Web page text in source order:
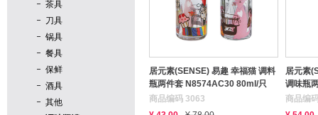
茶具
刀具
锅具
餐具
保鲜
酒具
其他
居元素(SENSE) 易趣 幸福猫 调料
瓶两件套 N8574AC30 80ml/只
商品编码 3063
居元素
调味瓶
只
商品编